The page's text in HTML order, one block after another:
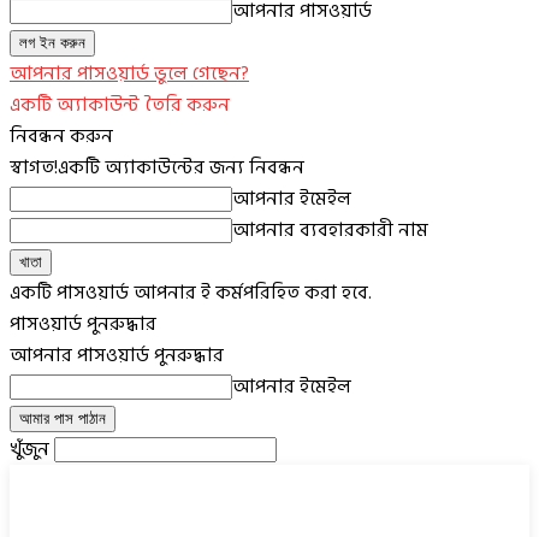
আপনার পাসওয়ার্ড
আপনার পাসওয়ার্ড ভুলে গেছেন?
একটি অ্যাকাউন্ট তৈরি করুন
নিবন্ধন করুন
স্বাগত!একটি অ্যাকাউন্টের জন্য নিবন্ধন
আপনার ইমেইল
আপনার ব্যবহারকারী নাম
একটি পাসওয়ার্ড আপনার ই কর্মপরিহিত করা হবে.
পাসওয়ার্ড পুনরুদ্ধার
আপনার পাসওয়ার্ড পুনরুদ্ধার
আপনার ইমেইল
খুঁজুন